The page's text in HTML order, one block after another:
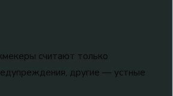
считают только
другие — устные